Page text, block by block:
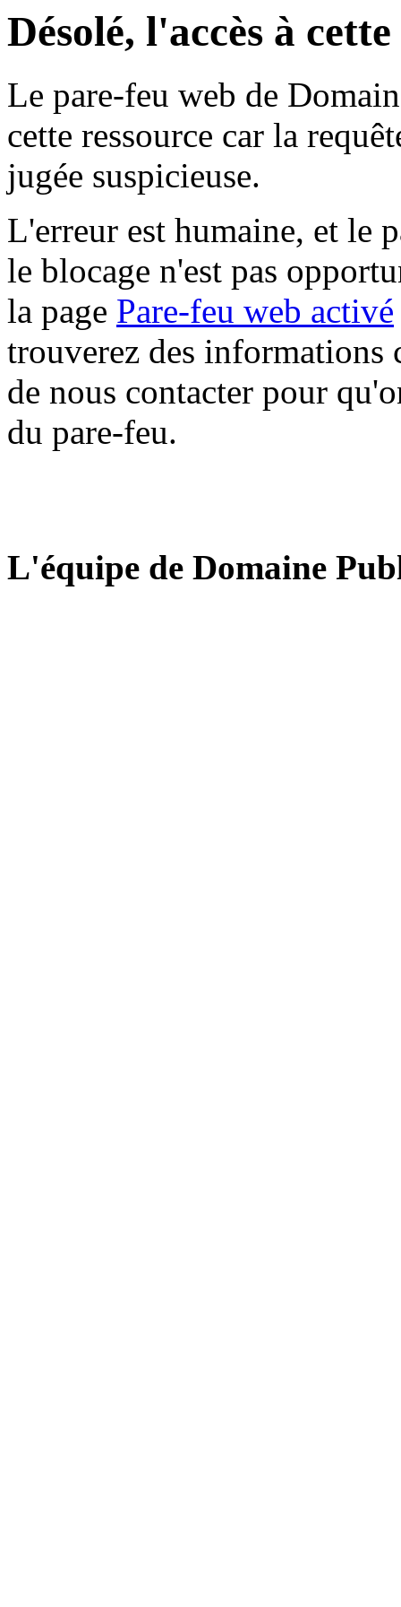
Désolé, l'accès à
Le pare-feu web de
cette ressource car la
jugée suspicieuse.
L'erreur est humaine, et le
le blocage n'est pas
la page Pare-feu web activé
trouverez des informations
de nous contacter pour
du pare-feu.
L'équipe de Domaine